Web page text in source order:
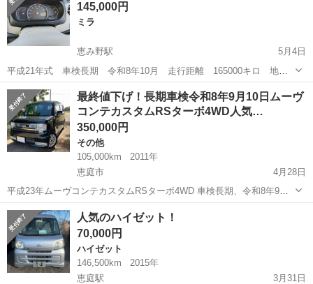
ビ走...
145,000円
ミラ
恵み野駅
5月4日
平成21年式 車検長期 令和8年10月 走行距離 165000キロ 地デ
ジ 夏冬アルミ、タイヤ付き 車の状態は綺麗です、実車確認の上ご相
談よろしくお願いします。
北海道 恵庭市 恵み野駅 ミラ 走行距離
最終値下げ！長期車検令和8年9月10日ムーヴ
コンテカスタムRSターボ4WD人気…
350,000円
その他
105,000km
2011年
恵庭市
4月28日
平成23年ムーヴコンテカスタムRSターボ4WD 車検長期、令和8年9月
10日まで 走行距離105000Km 外装は目立つ錆び、傷、凹みなく綺麗で
す 内外装綺麗な車ですので是非見に来て下さい 下回りは車検取り立て
なの...
北海道 恵庭市 その他 ムーブコンテカスタム
人気のハイゼット！
70,000円
ハイゼット
146,500km
2015年
恵庭駅
3月31日